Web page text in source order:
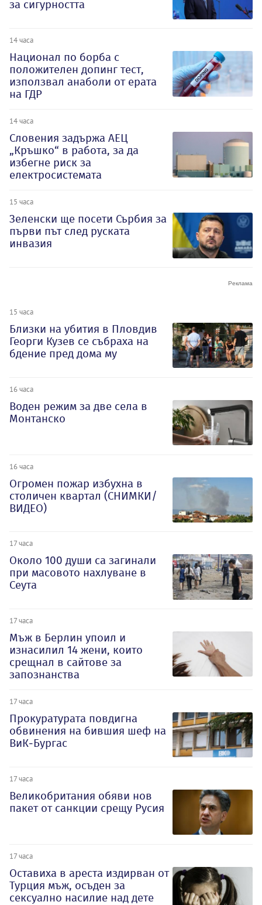
за сигурността
14 часа
Национал по борба с
положителен допинг тест,
използвал анаболи от ерата
на ГДР
14 часа
Словения задържа АЕЦ
„Кръшко“ в работа, за да
избегне риск за
електросистемата
15 часа
Зеленски ще посети Сърбия за
първи път след руската
инвазия
15 часа
Близки на убития в Пловдив
Георги Кузев се събраха на
бдение пред дома му
16 часа
Воден режим за две села в
Монтанско
16 часа
Огромен пожар избухна в
столичен квартал (СНИМКИ/
ВИДЕО)
17 часа
Около 100 души са загинали
при масовото нахлуване в
Сеута
17 часа
Мъж в Берлин упоил и
изнасилил 14 жени, които
срещнал в сайтове за
запознанства
17 часа
Прокуратурата повдигна
обвинения на бившия шеф на
ВиК-Бургас
17 часа
Великобритания обяви нов
пакет от санкции срещу Русия
17 часа
Оставиха в ареста издирван от
Турция мъж, осъден за
сексуално насилие над дете